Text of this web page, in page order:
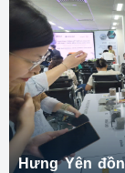
Hưng Yên